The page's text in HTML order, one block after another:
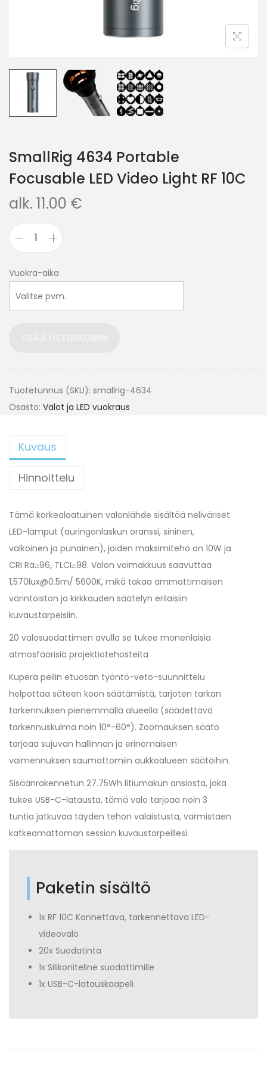
SmallRig 4634 Portable
Focusable LED Video Light RF 10C
alk. 11.00 €
Vuokra-aika
Tuotetunnus (SKU): smallrig-4634
Osasto: Valot ja LED vuokraus
Kuvaus
Hinnoittelu
Tämä korkealaatuinen valonlähde sisältää neliväriset
LED-lamput (auringonlaskun oranssi, sininen,
valkoinen ja punainen), joiden maksimiteho on 10W ja
CRI Ra≥96, TLCI≥98. Valon voimakkuus saavuttaa
1,570lux@0.5m/ 5600K, mikä takaa ammattimaisen
värintoiston ja kirkkauden säätelyn erilaisiin
kuvaustarpeisiin.
20 valosuodattimen avulla se tukee monenlaisia
atmosfäärisiä projektiotehosteita
Kupera peilin etuosan työntö-veto-suunnittelu
helpottaa säteen koon säätämistä, tarjoten tarkan
tarkennuksen pienemmällä alueella (säädettävä
tarkennuskulma noin 10°-60°). Zoomauksen säätö
tarjoaa sujuvan hallinnan ja erinomaisen
vaimennuksen saumattomiin aukkoalueen säätöihin.
Sisäänrakennetun 27.75Wh litiumakun ansiosta, joka
tukee USB-C-latausta, tämä valo tarjoaa noin 3
tuntia jatkuvaa täyden tehon valaistusta, varmistaen
katkeamattoman session kuvaustarpeillesi.
Paketin sisältö
1x RF 10C Kannettava, tarkennettava LED-
videovalo
20x Suodatinta
1x Silikoniteline suodattimille
1x USB-C-latauskaapeli